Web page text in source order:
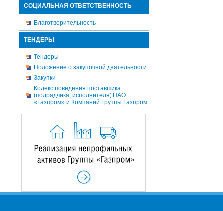
СОЦИАЛЬНАЯ ОТВЕТСТВЕННОСТЬ
Благотворительность
ТЕНДЕРЫ
Тендеры
Положение о закупочной деятельности
Закупки
Кодекс поведения поставщика
(подрядчика, исполнителя) ПАО
«Газпром» и Компаний Группы Газпром